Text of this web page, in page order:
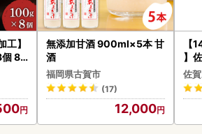
工】
個 80
無添加甘酒 900ml×5本 甘
酒
福岡県古賀市
(17)
12,000
【
】
2
佐